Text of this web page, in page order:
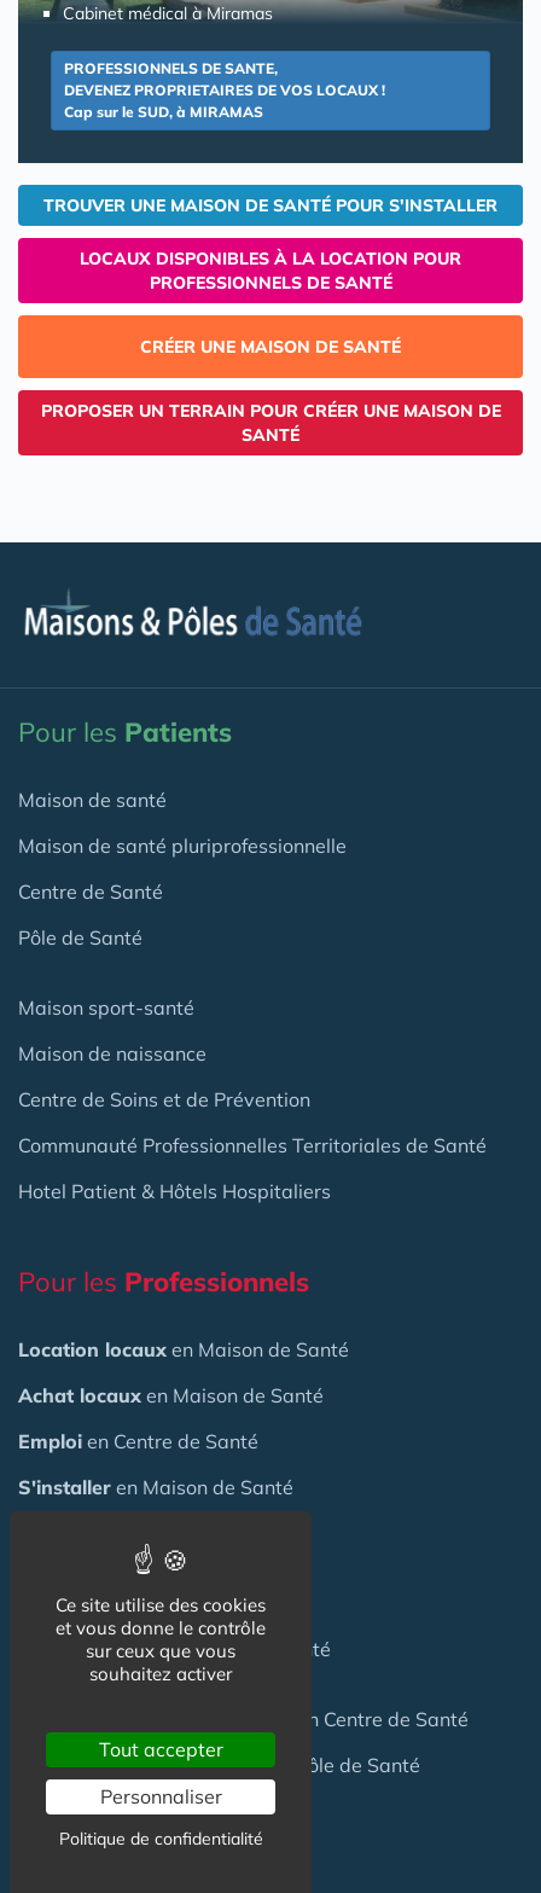
Cabinet médical à Miramas
PROFESSIONNELS DE SANTE,
DEVENEZ PROPRIETAIRES DE VOS LOCAUX !
Cap sur le SUD, à MIRAMAS
TROUVER UNE MAISON DE SANTÉ POUR S'INSTALLER
LOCAUX DISPONIBLES À LA LOCATION POUR
PROFESSIONNELS DE SANTÉ
CRÉER UNE MAISON DE SANTÉ
PROPOSER UN TERRAIN POUR CRÉER UNE MAISON DE
SANTÉ
Pour les Patients
Maison de santé
Maison de santé pluriprofessionnelle
Centre de Santé
Pôle de Santé
Maison sport-santé
Maison de naissance
Centre de Soins et de Prévention
Communauté Professionnelles Territoriales de Santé
Hotel Patient & Hôtels Hospitaliers
Pour les Professionnels
Location locaux en Maison de Santé
Achat locaux en Maison de Santé
Emploi en Centre de Santé
S'installer en Maison de Santé
une Maison de Santé
Financerune Maison de Santé
Investirdans une Maison de Santé
ou un Centre de Santé
Terrainpour création Maison / Pôle de Santé
FAQ
Ce site utilise des cookies
et vous donne le contrôle
sur ceux que vous
souhaitez activer
Tout accepter
Personnaliser
Politique de confidentialité